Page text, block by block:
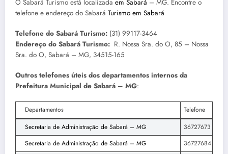
O Sabará Turismo está localizada em Sabará – MG. Encontre o
telefone e endereço do Sabará Turismo em Sabará
Telefone do Sabará Turismo: (31) 99117-3464
Endereço do Sabará Turismo: R. Nossa Sra. do O, 85 – Nossa
Sra. do O, Sabará – MG, 34515-165
Outros telefones úteis dos departamentos internos da
Prefeitura Municipal de Sabará – MG:
Departamentos
Telefone
Secretaria de Administração de Sabará – MG
36727673
Secretaria de Administração de Sabará – MG
36727684